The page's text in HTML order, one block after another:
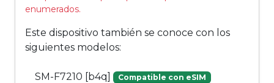
enumerados.
Este dispositivo también se conoce con los
siguientes modelos:
SM-F7210 [b4q] Compatible con eSIM